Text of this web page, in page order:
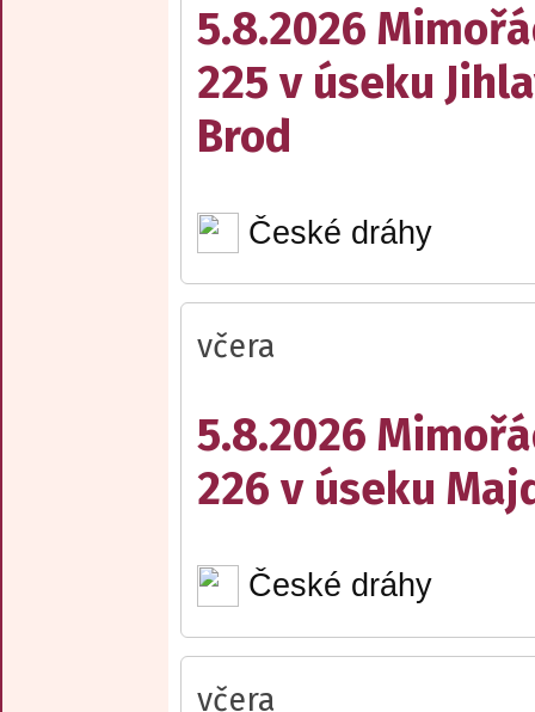
5.8.2026
225 v úseku
Brod
České dráhy
včera
5.8.2026
226 v úseku
České dráhy
včera